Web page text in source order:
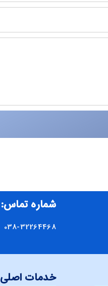
شماره تماس:
038-32264468 038-32227348
خدمات اصلی